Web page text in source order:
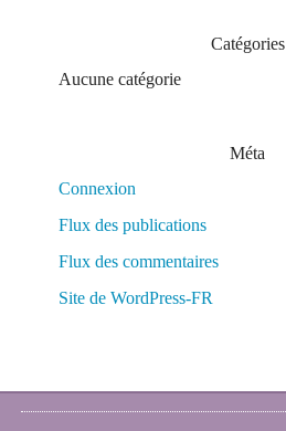
Catégories
Aucune catégorie
Méta
Connexion
Flux des publications
Flux des commentaires
Site de WordPress-FR